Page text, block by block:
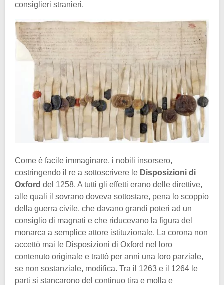
consiglieri stranieri.
Come è facile immaginare, i nobili insorsero,
costringendo il re a sottoscrivere le Disposizioni di
Oxford del 1258. A tutti gli effetti erano delle direttive,
alle quali il sovrano doveva sottostare, pena lo scoppio
della guerra civile, che davano grandi poteri ad un
consiglio di magnati e che riducevano la figura del
monarca a semplice attore istituzionale. La corona non
accettò mai le Disposizioni di Oxford nel loro
contenuto originale e trattò per anni una loro parziale,
se non sostanziale, modifica. Tra il 1263 e il 1264 le
parti si stancarono del continuo tira e molla e